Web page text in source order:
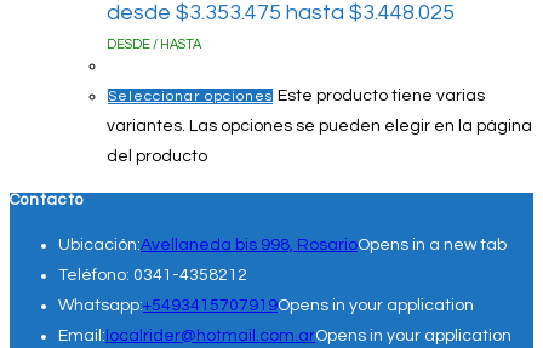
desde $3.353.475 hasta $3.448.025
DESDE / HASTA
Seleccionar opciones Este producto tiene varias
variantes. Las opciones se pueden elegir en la página
del producto
Contacto
Ubicación:Avellaneda bis 998, RosarioOpens in a new tab
Teléfono: 0341-4358212
Whatsapp:+5493415707919Opens in your application
Email: localrider@hotmail.com.arOpens in your application